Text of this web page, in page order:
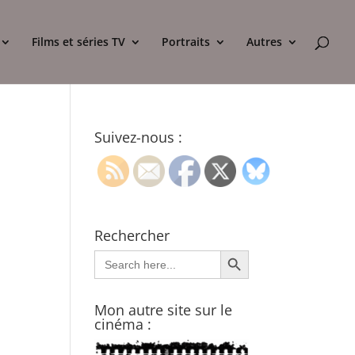
Films et séries TV Portraits Autres
Suivez-nous :
Rechercher
Search
for:
Search Button
Mon autre site sur le
cinéma :